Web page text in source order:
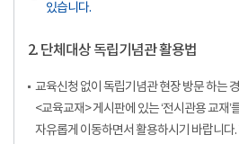
있습니다.
2. 단체대상 독립기념관 활용법
교육신청 없이 독립기념관 현장 방문 하는
<교육교재> 게시판에 있는 ‘전시관용 교재’
자유롭게 이동하면서 활용하시기 바랍니다